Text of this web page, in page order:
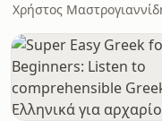
Χρήστος